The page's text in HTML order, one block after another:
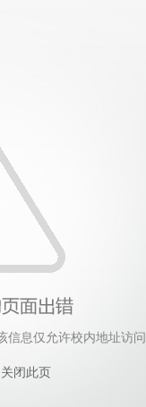
信息仅允许校内地址访问
关闭此页